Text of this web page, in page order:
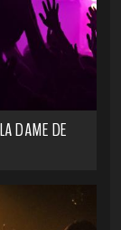
DAME DE